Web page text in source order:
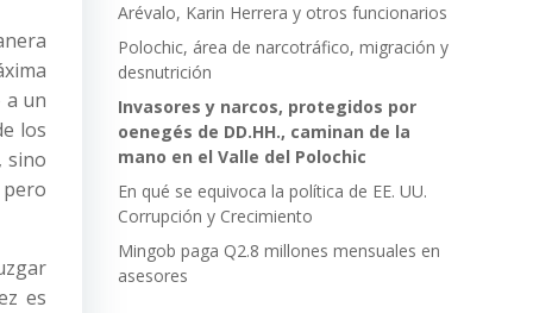
a un
los
sino
pero
es
Arévalo, Karin Herrera y otros funcionarios
Polochic, área de narcotráfico, migración y
desnutrición
Invasores y narcos, protegidos por
oenegés de DD.HH., caminan de la
mano en el Valle del Polochic
En qué se equivoca la política de EE. UU.
Corrupción y Crecimiento
Mingob paga Q2.8 millones mensuales en
asesores